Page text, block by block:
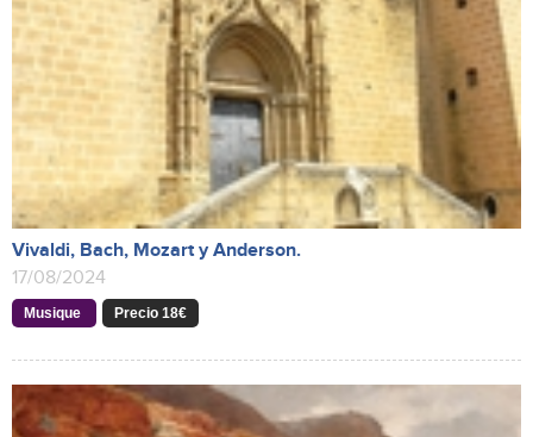
Vivaldi, Bach, Mozart y Anderson.
17/08/2024
Musique Precio 18€